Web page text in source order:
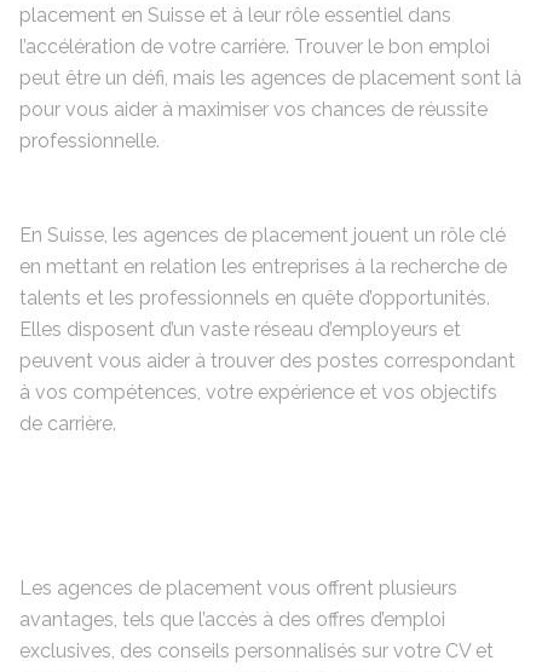
placement en Suisse et à leur rôle essentiel dans
l’accélération de votre carrière. Trouver le bon emploi
peut être un défi, mais les agences de placement sont là
pour vous aider à maximiser vos chances de réussite
professionnelle.
En Suisse, les agences de placement jouent un rôle clé
en mettant en relation les entreprises à la recherche de
talents et les professionnels en quête d’opportunités.
Elles disposent d’un vaste réseau d’employeurs et
peuvent vous aider à trouver des postes correspondant
à vos compétences, votre expérience et vos objectifs
de carrière.
Les agences de placement vous offrent plusieurs
avantages, tels que l’accès à des offres d’emploi
exclusives, des conseils personnalisés sur votre CV et